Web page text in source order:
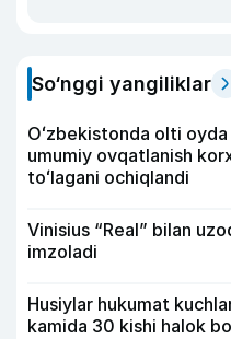
So‘nggi yangiliklar
Oʻzbekistonda olti
umumiy ovqatlanish
toʻlagani ochiqlandi
Vinisius “Real” bilan
imzoladi
Husiylar hukumat
kamida 30 kishi halok